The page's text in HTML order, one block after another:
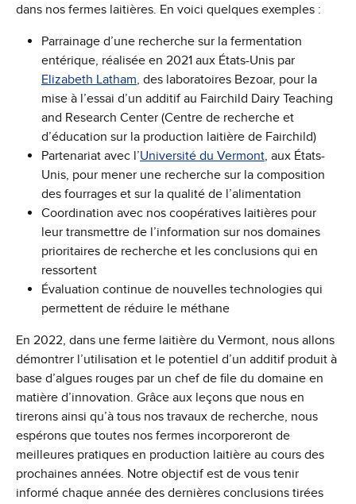
dans nos fermes laitières. En voici quelques exemples :
Parrainage d’une recherche sur la fermentation
entérique, réalisée en 2021 aux États-Unis par
Elizabeth Latham, des laboratoires Bezoar, pour la
mise à l’essai d’un additif au Fairchild Dairy Teaching
and Research Center (Centre de recherche et
d’éducation sur la production laitière de Fairchild)
Partenariat avec l’Université du Vermont, aux États-
Unis, pour mener une recherche sur la composition
des fourrages et sur la qualité de l’alimentation
Coordination avec nos coopératives laitières pour
leur transmettre de l’information sur nos domaines
prioritaires de recherche et les conclusions qui en
ressortent
Évaluation continue de nouvelles technologies qui
permettent de réduire le méthane
En 2022, dans une ferme laitière du Vermont, nous allons
démontrer l’utilisation et le potentiel d’un additif produit à
base d’algues rouges par un chef de file du domaine en
matière d’innovation. Grâce aux leçons que nous en
tirerons ainsi qu’à tous nos travaux de recherche, nous
espérons que toutes nos fermes incorporeront de
meilleures pratiques en production laitière au cours des
prochaines années. Notre objectif est de vous tenir
informé chaque année des dernières conclusions tirées